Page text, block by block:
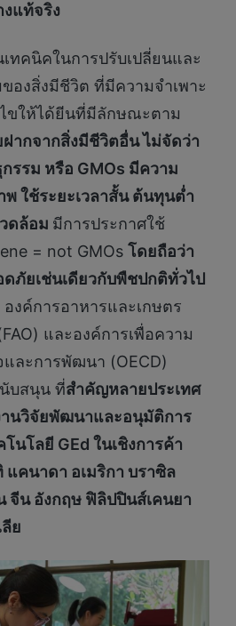
งแท้จริง
เทคนิคในการปรับเปลี่ยนและ
องสิ่งมีชีวิต ที่มีความจำเพาะ
ขให้ได้ยีนที่มีลักษณะตาม
ากจากสิ่งมีชีวิตอื่น ไม่จัดว่า
รรม หรือ GMOs มีความ
พ ใช้ระยะเวลาสั้น ต้นทุนต่ำ
ดล้อม มีการประกาศใช้
= not GMOs โดยถือว่า
ภัยเช่นเดียวกับพืชปกติทั่วไป
งค์การอาหารและเกษตร
และองค์การเพื่อความ
และการพัฒนา (OECD)
บสนุน ที่สำคัญหลายประเทศ
านวิจัยพัฒนาและอนุมัติการ
โนโลยี GEd ในเชิงการค้า
แคนาดา อเมริกา บราซิล
จีน อังกฤษ ฟิลิปปินส์เคนยา
ย